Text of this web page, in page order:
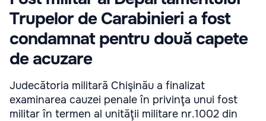
Trupelor de Carabinieri a fost
condamnat pentru două capete
de acuzare
Judecătoria militară Chişinău a finalizat
examinarea cauzei penale în privinţa unui fost
militar în termen al unităţii militare nr.1002 din